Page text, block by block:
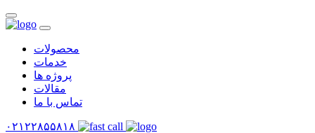
محصولات
خدمات
پروژه ها
مقالات
تماس با ما
۰۲۱۲۲۸۵۵۸۱۸